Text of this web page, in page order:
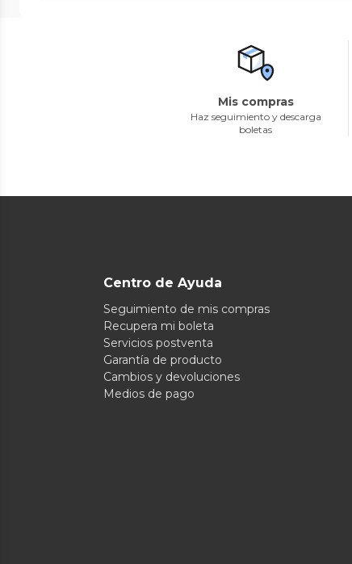
Mis compras
Haz seguimiento y descarga
boletas
Centro de Ayuda
Seguimiento de mis compras
Recupera mi boleta
Servicios postventa
Garantía de producto
Cambios y devoluciones
Medios de pago